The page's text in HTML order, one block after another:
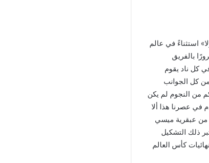
» استثناءً في عالم
بالفريق
كل ناد يقوم
من كل الجوانب
من النجوم لم يكن
في عصرنا هذا ألا
من عبقرية ميسي
ذلك التشكيل
نهائيات كأس العالم